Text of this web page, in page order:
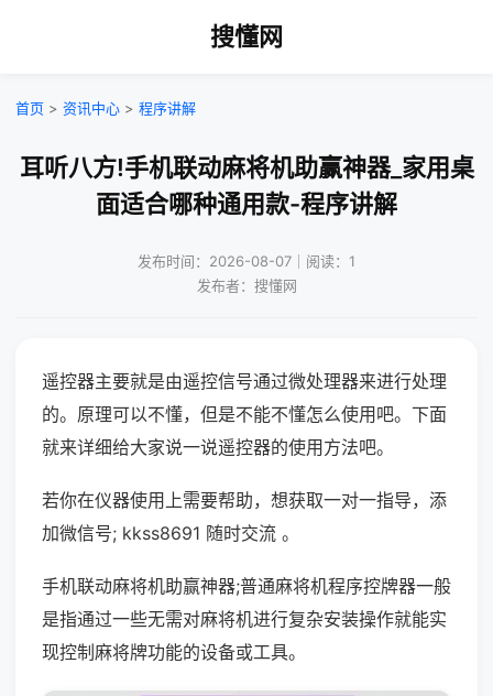
搜懂网
首页 > 资讯中心 > 程序讲解
耳听八方!手机联动麻将机助赢神器_家用桌
面适合哪种通用款-程序讲解
发布时间：2026-08-07｜阅读：1
发布者：搜懂网
遥控器主要就是由遥控信号通过微处理器来进行处理
的。原理可以不懂，但是不能不懂怎么使用吧。下面
就来详细给大家说一说遥控器的使用方法吧。
若你在仪器使用上需要帮助，想获取一对一指导，添
加微信号; kkss8691 随时交流 。
手机联动麻将机助赢神器;普通麻将机程序控牌器一般
是指通过一些无需对麻将机进行复杂安装操作就能实
现控制麻将牌功能的设备或工具。